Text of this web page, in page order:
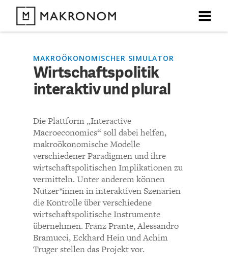
X
DEBATTEN
ARTIKEL
FEATURES
THEMEN
NEWSLETTER
ÜBER UNS
SUCHE
X
Unser kostenloser Newsletter informiert Sie über unsere
neuesten Beiträge.
X
BODEN
X
CHARTBOOK
MAKROÖKONOMISCHER SIMULATOR
Wirtschaftspolitik
interaktiv und plural
Die Plattform „Interactive
Macroeconomics“ soll dabei helfen,
makroökonomische Modelle
verschiedener Paradigmen und ihre
wirtschaftspolitischen Implikationen zu
vermitteln. Unter anderem können
Nutzer*innen in interaktiven Szenarien
die Kontrolle über verschiedene
wirtschaftspolitische Instrumente
übernehmen. Franz Prante, Alessandro
Bramucci, Eckhard Hein und Achim
Truger stellen das Projekt vor.
X
KOMMENTARE ZU
Wirtschaftspolitik
KOMMENTIEREN (VIA EMAIL)
Richtlinien
Bisher noch kein Kommentar.